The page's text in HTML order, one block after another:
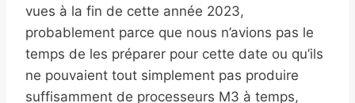
vues à la fin de cette année 2023,
probablement parce que nous n’avions pas le
temps de les préparer pour cette date ou qu’ils
ne pouvaient tout simplement pas produire
suffisamment de processeurs M3 à temps,